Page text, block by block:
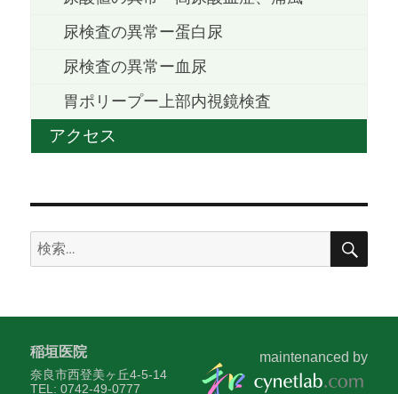
尿検査の異常ー蛋白尿
尿検査の異常ー血尿
胃ポリープー上部内視鏡検査
アクセス
検
索:
検
稲垣医院
奈良市西登美ヶ丘4-5-14
TEL: 0742-49-0777
maintenanced by